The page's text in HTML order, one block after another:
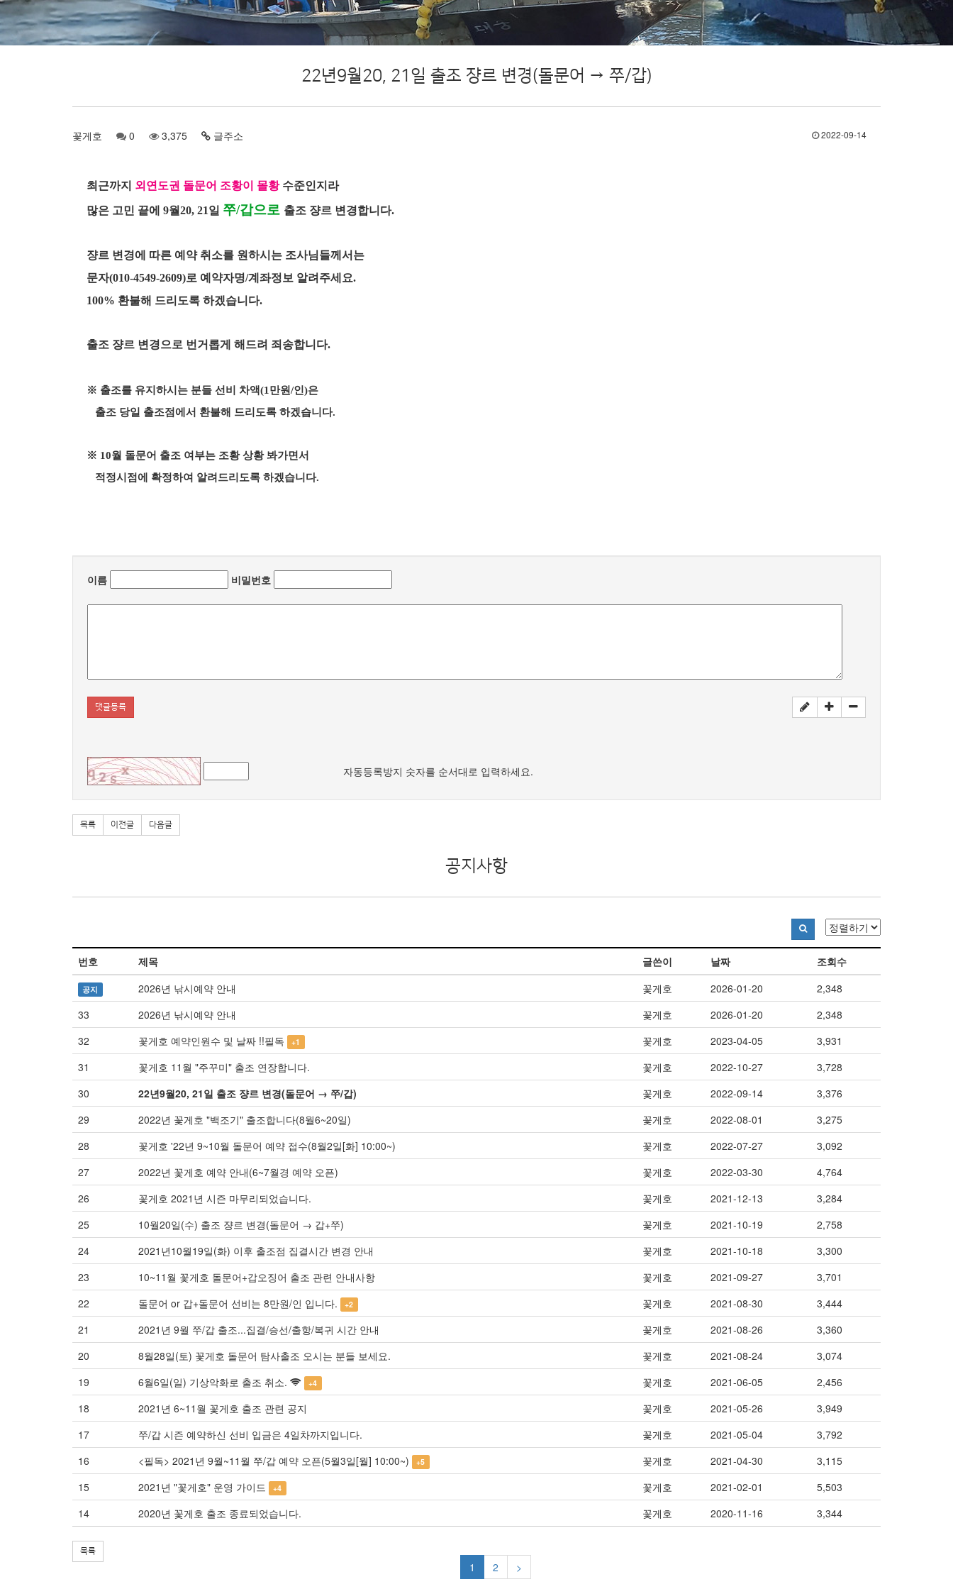
22년9월20, 21일 출조 쟝르 변경(돌문어 → 쭈/갑)
꽃게호 0 3,375 글주소 2022-09-14
최근까지 외연도권 돌문어 조황이 몰황 수준인지라
많은 고민 끝에 9월20, 21일 쭈/갑으로 출조 쟝르 변경합니다.
쟝르 변경에 따른 예약 취소를 원하시는 조사님들께서는
문자(010-4549-2609)로 예약자명/계좌정보 알려주세요.
100% 환불해 드리도록 하겠습니다.
출조 쟝르 변경으로 번거롭게 해드려 죄송합니다.
※ 출조를 유지하시는 분들 선비 차액(1만원/인)은
출조 당일 출조점에서 환불해 드리도록 하겠습니다.
※ 10월 돌문어 출조 여부는 조황 상황 봐가면서
적정시점에 확정하여 알려드리도록 하겠습니다.
이름 비밀번호
댓글등록
자동등록방지 숫자를 순서대로 입력하세요.
목록 이전글 다음글
공지사항
번호 제목 글쓴이 날짜 조회수
공지 2026년 낚시예약 안내 꽃게호 2026-01-20
2,348
33
2026년 낚시예약 안내 꽃게호 2026-01-20
2,348
32
꽃게호 예약인원수 및 날짜 !!필독 +1 꽃게호 2023-04-05
3,931
31
꽃게호 11월 "주꾸미" 출조 연장합니다. 꽃게호 2022-10-27
3,728
30
22년9월20, 21일 출조 쟝르 변경(돌문어 → 쭈/갑) 꽃게호 2022-09-14
3,376
29
2022년 꽃게호 "백조기" 출조합니다(8월6~20일) 꽃게호 2022-08-01
3,275
28
꽃게호 '22년 9~10월 돌문어 예약 접수(8월2일[화] 10:00~) 꽃게호 2022-07-27
3,092
27
2022년 꽃게호 예약 안내(6~7월경 예약 오픈) 꽃게호 2022-03-30
4,764
26
꽃게호 2021년 시즌 마무리되었습니다. 꽃게호 2021-12-13
3,284
25
10월20일(수) 출조 쟝르 변경(돌문어 → 갑+쭈) 꽃게호 2021-10-19
2,758
24
2021년10월19일(화) 이후 출조점 집결시간 변경 안내 꽃게호 2021-10-18
3,300
23
10~11월 꽃게호 돌문어+갑오징어 출조 관련 안내사항 꽃게호 2021-09-27
3,701
22
돌문어 or 갑+돌문어 선비는 8만원/인 입니다. +2 꽃게호 2021-08-30
3,444
21
2021년 9월 쭈/갑 출조...집결/승선/출항/복귀 시간 안내 꽃게호 2021-08-26
3,360
20
8월28일(토) 꽃게호 돌문어 탐사출조 오시는 분들 보세요. 꽃게호 2021-08-24
3,074
19
6월6일(일) 기상악화로 출조 취소. +4 꽃게호 2021-06-05
2,456
18
2021년 6~11월 꽃게호 출조 관련 공지 꽃게호 2021-05-26
3,949
17
쭈/갑 시즌 예약하신 선비 입금은 4일차까지입니다. 꽃게호 2021-05-04
3,792
16
<필독> 2021년 9월~11월 쭈/갑 예약 오픈(5월3일[월] 10:00~) +5 꽃게호 2021-04-30
3,115
15
2021년 "꽃게호" 운영 가이드 +4 꽃게호 2021-02-01
5,503
14
2020년 꽃게호 출조 종료되었습니다. 꽃게호 2020-11-16 3,344
목록
1 2 >